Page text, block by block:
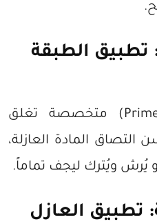
تطبيق الطبقة
نطبق طبقة برايمر (Primer) متخصصة تغلق
المادة العازلة،
يُرش ويُترك ليجف تماماً.
تطبيق العازل